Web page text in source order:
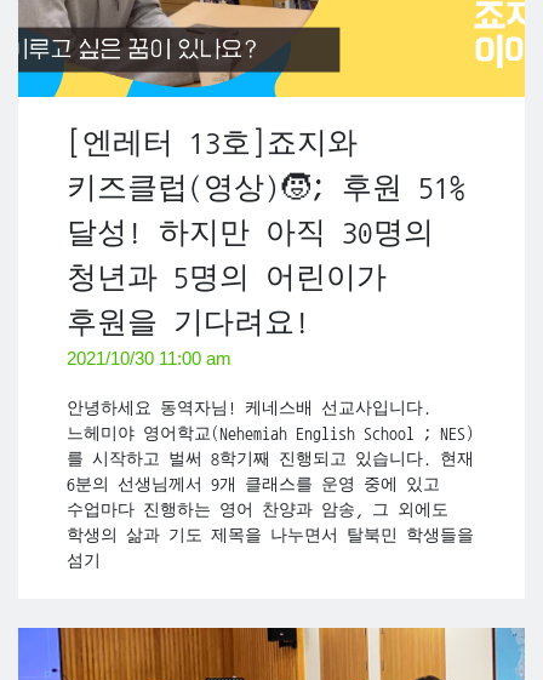
[엔레터 13호]죠지와
키즈클럽(영상)🧒; 후원 51%
달성! 하지만 아직 30명의
청년과 5명의 어린이가
후원을 기다려요!
2021/10/30 11:00 am
안녕하세요 동역자님! 케네스배 선교사입니다.
느헤미야 영어학교(Nehemiah English School ; NES)
를 시작하고 벌써 8학기째 진행되고 있습니다. 현재
6분의 선생님께서 9개 클래스를 운영 중에 있고
수업마다 진행하는 영어 찬양과 암송, 그 외에도
학생의 삶과 기도 제목을 나누면서 탈북민 학생들을
섬기